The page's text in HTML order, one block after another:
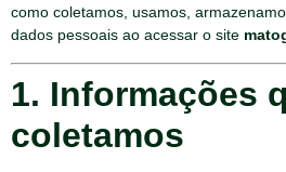
como coletamos, usamos,
dados pessoais ao acessar o site
1. Informações
coletamos